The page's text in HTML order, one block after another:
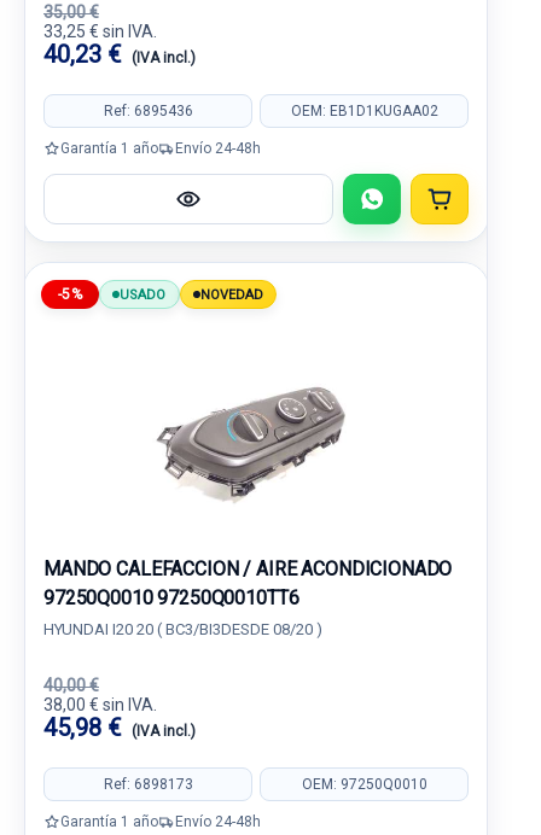
35,00 €
33,25 € sin IVA.
40,23 € (IVA incl.)
Ref: 6895436 OEM: EB1D1KUGAA02
Garantía 1 año Envío 24-48h
-5% USADO NOVEDAD
MANDO CALEFACCION / AIRE ACONDICIONADO
97250Q0010 97250Q0010TT6
HYUNDAI I20 20 ( BC3/BI3DESDE 08/20 )
40,00 €
38,00 € sin IVA.
45,98 € (IVA incl.)
Ref: 6898173 OEM: 97250Q0010
Garantía 1 año Envío 24-48h